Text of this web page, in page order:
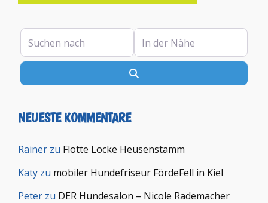
Suchen nach In der Nähe
NEUESTE KOMMENTARE
Rainer zu Flotte Locke Heusenstamm
Katy zu mobiler Hundefriseur FördeFell in Kiel
Peter zu DER Hundesalon – Nicole Rademacher